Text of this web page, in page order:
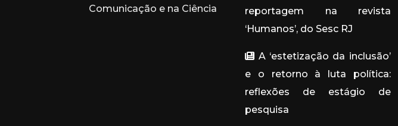
Comunicação e na Ciência
reportagem na revista
‘Humanos’, do Sesc RJ
A ‘estetização da inclusão’
e o retorno à luta política:
reflexões de estágio de
pesquisa